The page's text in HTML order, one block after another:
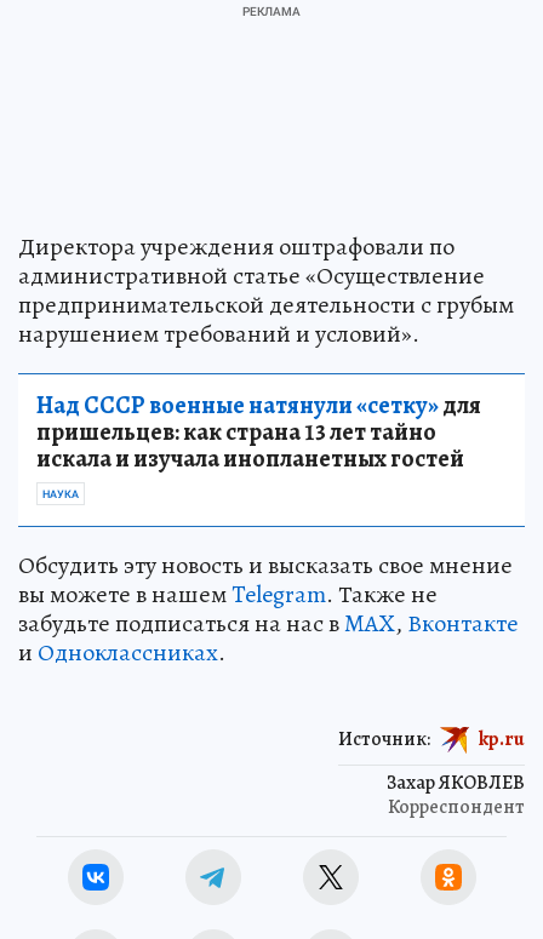
Директора учреждения оштрафовали по
административной статье «Осуществление
предпринимательской деятельности с грубым
нарушением требований и условий».
Над СССР военные натянули «сетку»для
пришельцев: как страна 13 лет тайно
искала и изучала инопланетных гостей
НАУКА
Обсудить эту новость и высказать свое мнение
вы можете в нашемTelegram. Также не
забудьте подписаться на нас вMAX, Вконтакте
и Одноклассниках.
Захар ЯКОВЛЕВ
Корреспондент
Источник: kp.ru